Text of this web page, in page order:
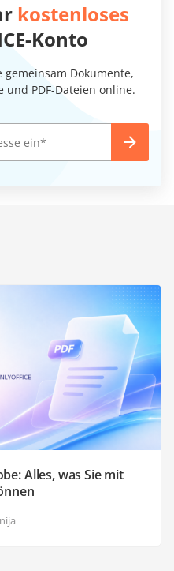
kostenloses
Konto
Dokumente,
und PDF-Dateien online.
Alles, was Sie mit